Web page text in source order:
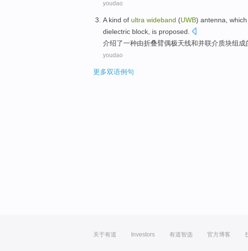
youdao
A kind of ultra wideband (UWB) antenna
dielectric block , is proposed.
介绍了一种由折叠臂偶极天线和并联介质块组成
youdao
更多双语例句
关于有道 Investors 有道智选 官方博客